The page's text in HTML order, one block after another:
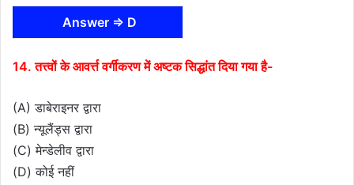
Answer ⇒ D
14. तत्त्वों के आवर्त्त वर्गीकरण में अष्टक सिद्धांत दिया गया है-
(A) डाबेराइनर द्वारा
(B) न्यूलैंड्स द्वारा
(C) मेन्डेलीव द्वारा
(D) कोई नहीं